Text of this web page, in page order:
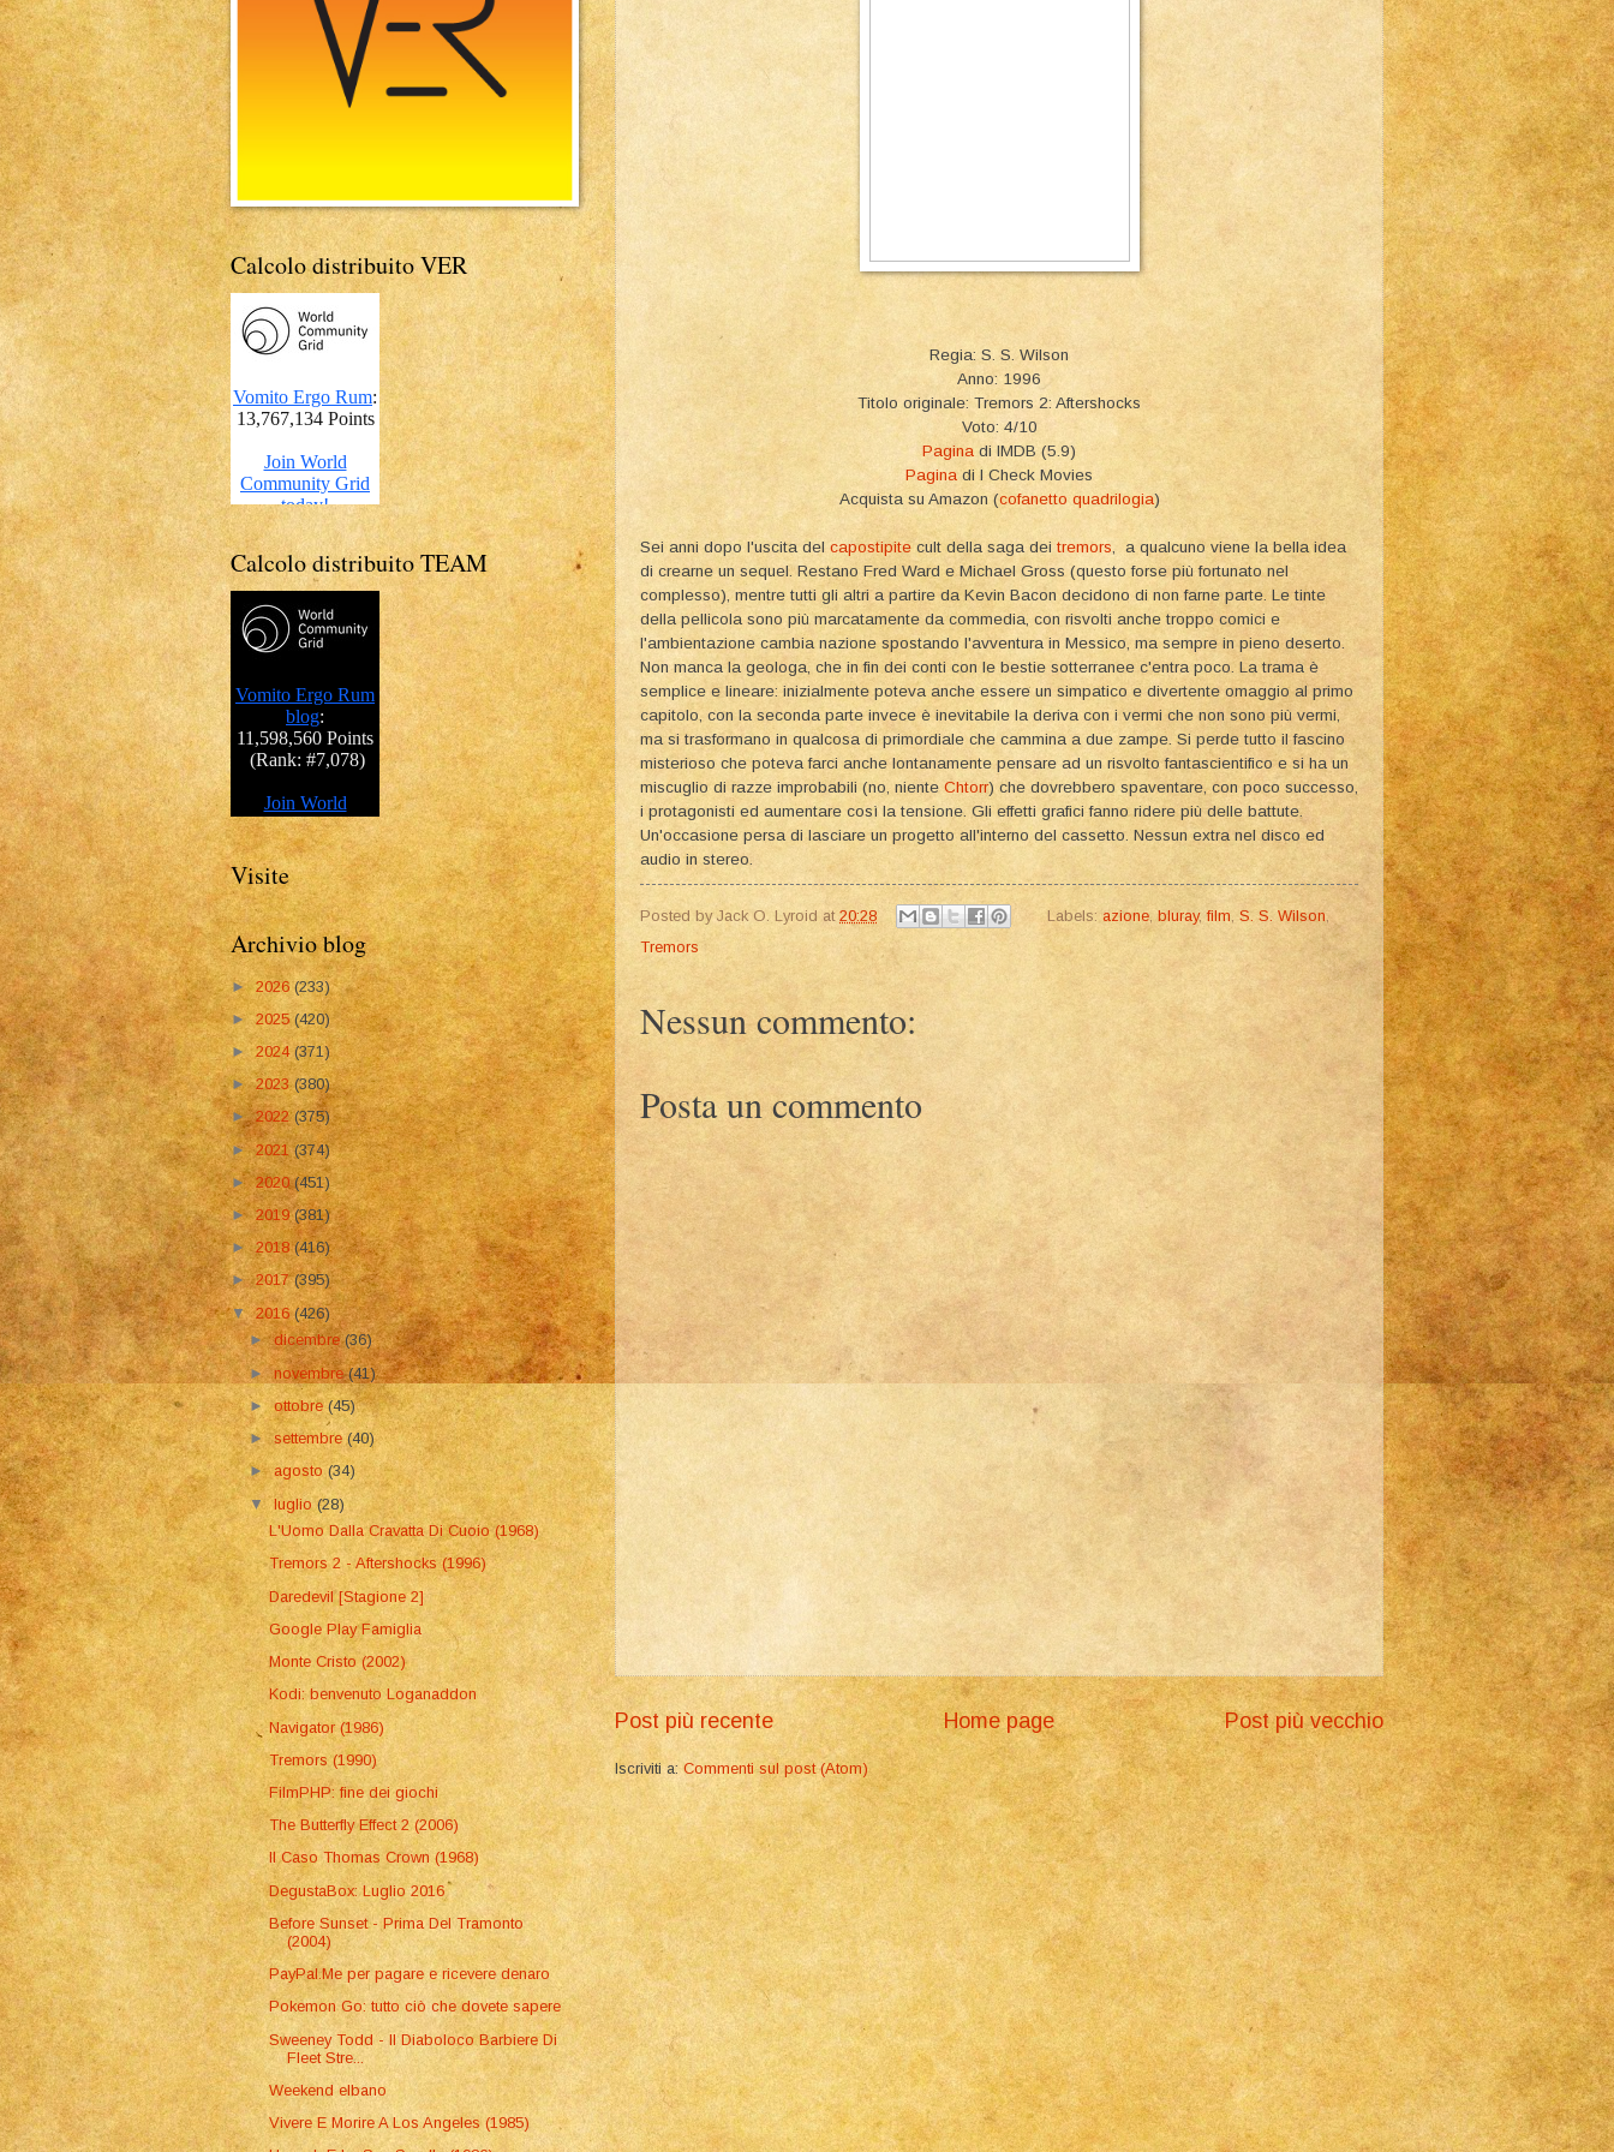
Regia: S. S. Wilson
Anno: 1996
Titolo originale: Tremors 2: Aftershocks
Voto: 4/10
Pagina di IMDB (5.9)
Pagina di I Check Movies
Acquista su Amazon (cofanetto quadrilogia)
Sei anni dopo l'uscita del capostipite cult della saga dei tremors , a qualcuno viene la bella idea
di crearne un sequel. Restano Fred Ward e Michael Gross (questo forse più fortunato nel
complesso), mentre tutti gli altri a partire da Kevin Bacon decidono di non farne parte. Le tinte
della pellicola sono più marcatamente da commedia, con risvolti anche troppo comici e
l'ambientazione cambia nazione spostando l'avventura in Messico, ma sempre in pieno deserto.
Non manca la geologa, che in fin dei conti con le bestie sotterranee c'entra poco. La trama è
semplice e lineare: inizialmente poteva anche essere un simpatico e divertente omaggio al primo
capitolo, con la seconda parte invece è inevitabile la deriva con i vermi che non sono più vermi,
ma si trasformano in qualcosa di primordiale che cammina a due zampe. Si perde tutto il fascino
misterioso che poteva farci anche lontanamente pensare ad un risvolto fantascientifico e si ha un
miscuglio di razze improbabili (no, niente Chtorr) che dovrebbero spaventare, con poco successo,
i protagonisti ed aumentare così la tensione. Gli effetti grafici fanno ridere più delle battute.
Un'occasione persa di lasciare un progetto all'interno del cassetto. Nessun extra nel disco ed
audio in stereo.
Posted byJack O. Lyroid at 20:28 Labels: azione,bluray,film S. S. Wilson
Tremors
Nessun commento:
Posta un commento
Post più recente Post più vecchio
Home page
Iscriviti a:Commenti sul post (Atom)
Calcolo distribuito VER
Calcolo distribuito TEAM
Visite
Archivio blog
► 2026(233)
►2025(420)
►2024 (371)
►2023(380)
►2022 (375)
►2021(374)
►2020(451)
►2019(381)
►2018(416)
►2017(395)
▼2016(426)
►dicembre(36)
►novembre(41)
►ottobre(45)
►settembre(40)
►agosto(34)
▼luglio(28)
L'Uomo Dalla Cravatta Di Cuoio (1968)
Tremors 2 - Aftershocks (1996)
Daredevil [Stagione 2]
Google Play Famiglia
Monte Cristo (2002)
Kodi: benvenuto Loganaddon
Navigator (1986)
Tremors (1990)
FilmPHP: fine dei giochi
The Butterfly Effect 2 (2006)
Il Caso Thomas Crown (1968)
DegustaBox: Luglio 2016
Before Sunset - Prima Del Tramonto
(2004)
PayPal.Me per pagare e ricevere denaro
Pokemon Go: tutto ciò che dovete sapere
Sweeney Todd - Il Diaboloco Barbiere Di
Fleet Stre...
Weekend elbano
Vivere E Morire A Los Angeles (1985)